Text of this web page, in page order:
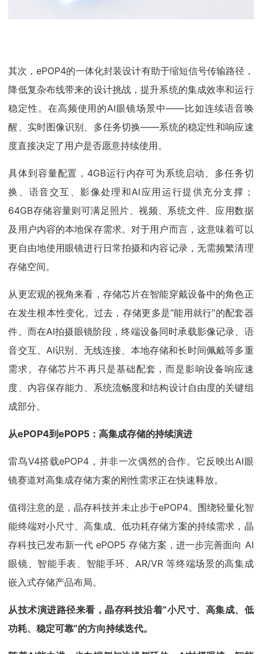
其次，ePOP4的一体化封装设计有助于缩短信号传输路径，
降低复杂布线带来的设计挑战，提升系统的集成效率和运行
稳定性。在高频使用的AI眼镜场景中——比如连续语音唤
醒、实时图像识别、多任务切换——系统的稳定性和响应速
度直接决定了用户是否愿意持续使用。
具体到容量配置，4GB运行内存可为系统启动、多任务切
换、语音交互、影像处理和AI应用运行提供充分支撑；
64GB存储容量则可满足照片、视频、系统文件、应用数据
及用户内容的本地保存需求。对于用户而言，这意味着可以
更自由地使用眼镜进行日常拍摄和内容记录，无需频繁清理
存储空间。
从更宏观的视角来看，存储芯片在智能穿戴设备中的角色正
在发生根本性变化。过去，存储更多是“能用就行”的配套器
件。而在AI拍摄眼镜阶段，终端设备同时承载影像记录、语
音交互、AI识别、无线连接、本地存储和长时间佩戴等多重
需求。存储芯片不再只是基础配套，而是影响设备响应速
度、内容保存能力、系统流畅度和结构设计自由度的关键组
成部分。
从ePOP4到ePOP5：高集成存储的持续演进
雷鸟V4搭载ePOP4，并非一次偶然的合作。它反映出AI眼
镜赛道对高集成存储方案的刚性需求正在快速释放。
值得注意的是，晶存科技并未止步于ePOP4。围绕轻量化智
能终端对小尺寸、高集成、低功耗存储方案的持续需求，晶
存科技已发布新一代 ePOP5 存储方案，进一步完善面向 AI
眼镜、智能手表、智能手环、AR/VR 等终端场景的高集成
嵌入式存储产品布局。
从技术演进路径来看，晶存科技沿着“小尺寸、高集成、低
功耗、稳定可靠”的方向持续迭代。